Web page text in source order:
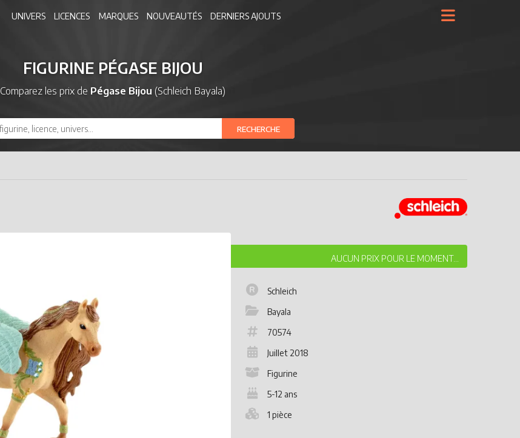
UNIVERS LICENCES MARQUES NOUVEAUTÉS DERNIERS AJOUTS
FIGURINE PÉGASE BIJOU
Comparez les prix de Pégase Bijou (Schleich Bayala)
RECHERCHE
Schleich
Bayala
70574
Juillet 2018
Figurine
5-12 ans
1 pièce